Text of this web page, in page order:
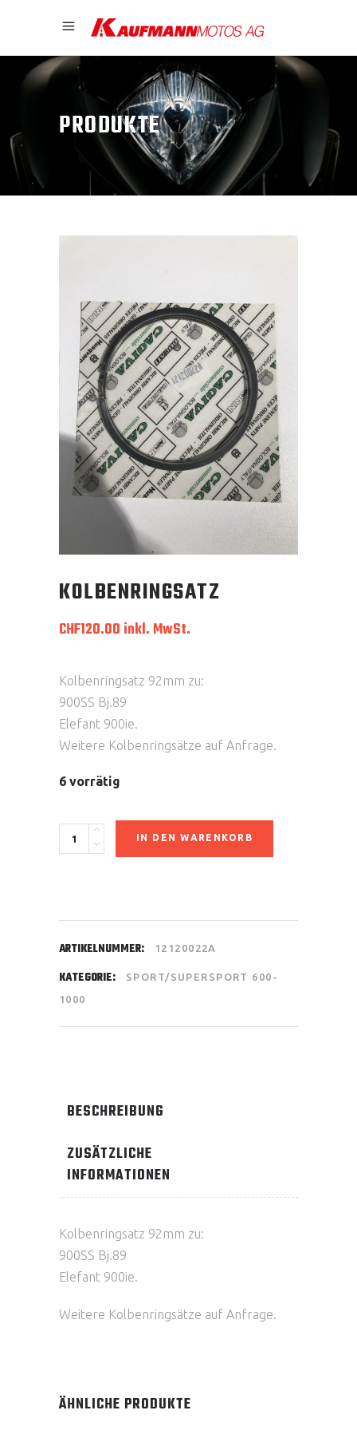
PRODUKTE
KOLBENRINGSATZ
CHF120.00 inkl. MwSt.
Kolbenringsatz 92mm zu:
900SS Bj.89
Elefant 900ie.
Weitere Kolbenringsätze auf Anfrage.
6 vorrätig
Kolbenringsatz
quantity
IN DEN WARENKORB
ARTIKELNUMMER: 12120022A
KATEGORIE:
SPORT/SUPERSPORT 600-
1000
BESCHREIBUNG
ZUSÄTZLICHE
INFORMATIONEN
Kolbenringsatz 92mm zu:
900SS Bj.89
Elefant 900ie.
Weitere Kolbenringsätze auf Anfrage.
ÄHNLICHE PRODUKTE